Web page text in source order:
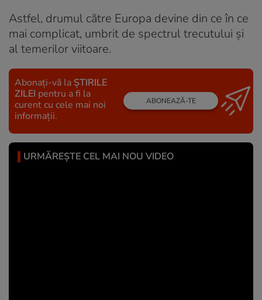
Astfel, drumul către Europa devine din ce în ce
mai complicat, umbrit de spectrul trecutului și
al temerilor viitoare.
Abonați-vă la ȘTIRILE
ZILEI pentru a fi la
curent cu cele mai noi
informații.
ABONEAZĂ-TE
URMĂREȘTE CEL MAI NOU VIDEO